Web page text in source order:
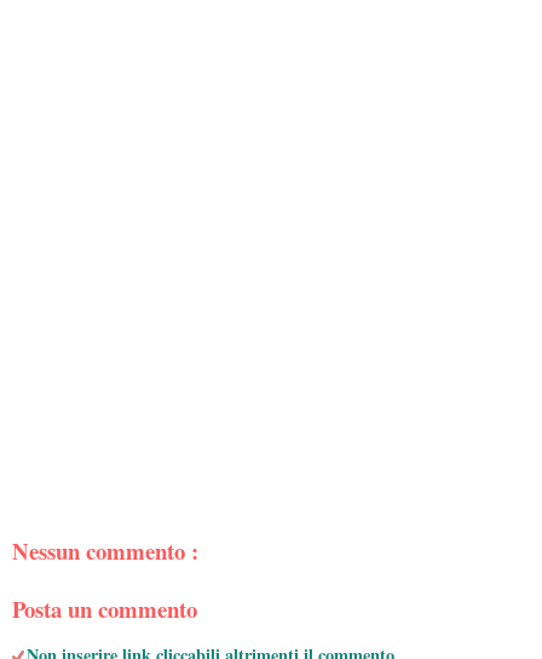
Nessun commento :
Posta un commento